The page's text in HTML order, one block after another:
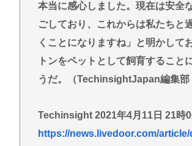
本当に感心しました。現在は安全
ごしており、これからは私たちと
くことになりますね」と明かして
トンをペットとして飼育すること
うだ。（TechinsightJapan編集
Techinsight 2021年4月11日 21時
https://news.livedoor.com/article/